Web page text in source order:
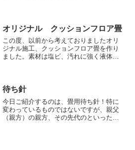
す。 床の間やお寺仕事な...
オリジナル クッションフロア畳
この度、以前から考えておりましたオリ
ジナル施工、クッションフロア畳を作り
ました。素材は塩ビ、汚れに強く液体な
ですが、これならまたイグ...
待ち針
今日ご紹介するのは、畳用待ち針！特に
変わっているものではないですが、親父
（親方）の親方、その先代のといった具